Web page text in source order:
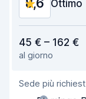
8,6 Ottimo
Facile da trovare
Gentilezza degli
45 € – 162 €
al giorno
Sede più